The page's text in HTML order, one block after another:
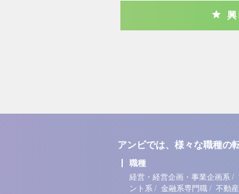
アンビでは、様々な職種の
職種
経営・経営企画・事業企画系 /
ント系 / 金融系専門職 / 不動